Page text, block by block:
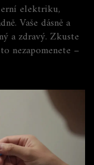
elektriku,
Vaše dásně a
a zdravý. Zkuste
nezapomenete –